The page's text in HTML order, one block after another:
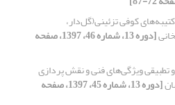
کوفی تزئینی(گل‌دار،
[دوره 13، شماره 46، 1397، صفحه
ویژگی‌های فنی و نقش پردازی
[دوره 13، شماره 45، 1397، صفحه